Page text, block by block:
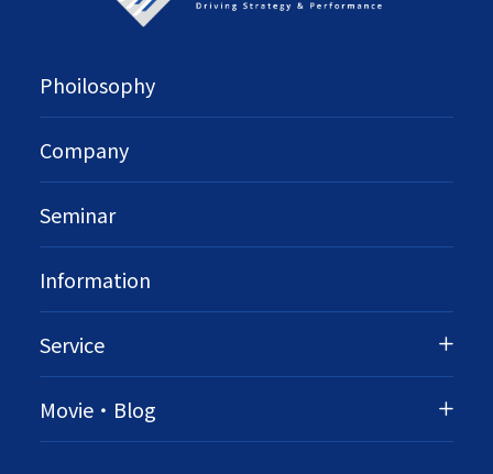
Phoilosophy
Company
Seminar
Information
Service
Movie・Blog